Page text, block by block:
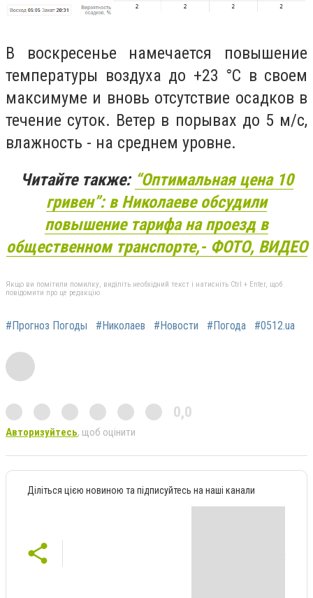
В воскресенье намечается повышение
температуры воздуха до +23 °С в своем
максимуме и вновь отсутствие осадков в
течение суток. Ветер в порывах до 5 м/с,
влажность - на среднем уровне.
Читайте также: “Оптимальная цена 10
гривен”: в Николаеве обсудили
повышение тарифа на проезд в
общественном транспорте,- ФОТО, ВИДЕО
Якщо ви помітили помилку, виділіть необхідний текст і натисніть Ctrl + Enter, щоб
повідомити про це редакцію
#Прогноз Погоды #Николаев #Новости #Погода #0512.ua
0,0
Авторизуйтесь, щоб оцінити
Діліться цією новиною та підписуйтесь на наші канали